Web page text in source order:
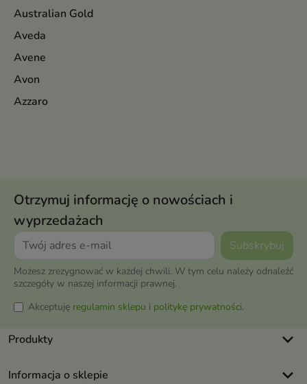
Australian Gold
Aveda
Avene
Avon
Azzaro
Otrzymuj informację o nowościach i
wyprzedażach
Możesz zrezygnować w każdej chwili. W tym celu należy odnaleźć
szczegóły w naszej informacji prawnej.
Akceptuję regulamin sklepu i politykę prywatności.
Produkty keyboard_arrow_down
Informacja o sklepie keyboard_arrow_down